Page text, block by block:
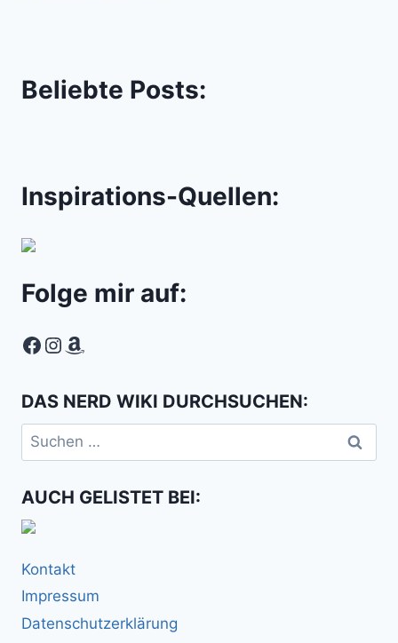
Beliebte Posts:
Inspirations-Quellen:
Folge mir auf:
Facebook
Instagram
Amazon
DAS NERD WIKI DURCHSUCHEN:
Suchen
nach:
AUCH GELISTET BEI:
Kontakt
Impressum
Datenschutzerklärung